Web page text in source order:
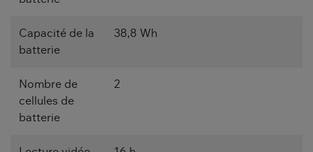
Capacité de la
batterie
38,8 Wh
Nombre de
cellules de
batterie
2